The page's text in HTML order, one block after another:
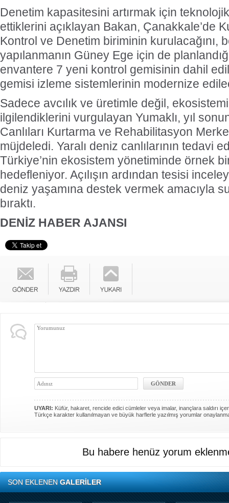
Denetim kapasitesini artırmak için
ettiklerini açıklayan Bakan, Çanakkale’de
Kontrol ve Denetim biriminin kurulacağını,
yapılanmanın Güney Ege için de
envantere 7 yeni kontrol gemisinin dahil
gemisi izleme sistemlerinin modernize
Sadece avcılık ve üretimle değil,
ilgilendiklerini vurgulayan Yumaklı, yıl
Canlıları Kurtarma ve Rehabilitasyon
müjdeledi. Yaralı deniz canlılarının tedavi
Türkiye’nin ekosistem yönetiminde örnek
hedefleniyor. Açılışın ardından tesisi
deniz yaşamına destek vermek amacıyla
bıraktı.
DENİZ HABER AJANSI
UYARI: Küfür, hakaret, rencide edici cümleler veya imalar, inançlara saldırı
Türkçe karakter kullanılmayan ve büyük harflerle yazılmış yorumlar
Bu habere henüz yorum
SON EKLENENGALERİLER